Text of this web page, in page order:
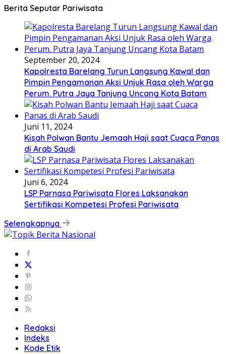
Berita Seputar Pariwisata
September 20, 2024
Kapolresta Barelang Turun Langsung Kawal dan
Pimpin Pengamanan Aksi Unjuk Rasa oleh Warga
Perum. Putra Jaya Tanjung Uncang Kota Batam
Juni 11, 2024
Kisah Polwan Bantu Jemaah Haji saat Cuaca Panas
di Arab Saudi
Juni 6, 2024
LSP Parnasa Pariwisata Flores Laksanakan
Sertifikasi Kompetesi Profesi Pariwisata
Selengkapnya
Redaksi
Indeks
Kode Etik